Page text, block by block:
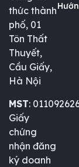
thức thành
phố, 01
Tôn Thất
Thuyết,
Cầu Giấy,
Hà Nội
MST:
Giấy
chứng
nhận đăng
ký doanh